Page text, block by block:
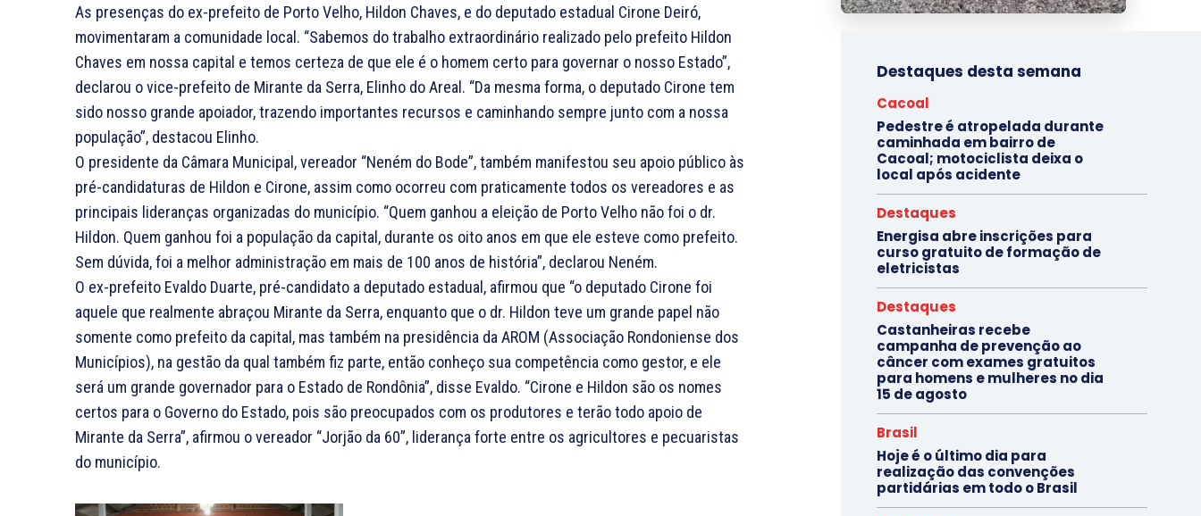
As presenças do ex-prefeito de Porto Velho, Hildon Chaves, e do deputado estadual Cirone Deiró,
movimentaram a comunidade local. “Sabemos do trabalho extraordinário realizado pelo prefeito Hildon
Chaves em nossa capital e temos certeza de que ele é o homem certo para governar o nosso Estado”,
declarou o vice-prefeito de Mirante da Serra, Elinho do Areal. “Da mesma forma, o deputado Cirone tem
sido nosso grande apoiador, trazendo importantes recursos e caminhando sempre junto com a nossa
população”, destacou Elinho.
O presidente da Câmara Municipal, vereador “Neném do Bode”, também manifestou seu apoio público às
pré-candidaturas de Hildon e Cirone, assim como ocorreu com praticamente todos os vereadores e as
principais lideranças organizadas do município. “Quem ganhou a eleição de Porto Velho não foi o dr.
Hildon. Quem ganhou foi a população da capital, durante os oito anos em que ele esteve como prefeito.
Sem dúvida, foi a melhor administração em mais de 100 anos de história”, declarou Neném.
O ex-prefeito Evaldo Duarte, pré-candidato a deputado estadual, afirmou que “o deputado Cirone foi
aquele que realmente abraçou Mirante da Serra, enquanto que o dr. Hildon teve um grande papel não
somente como prefeito da capital, mas também na presidência da AROM (Associação Rondoniense dos
Municípios), na gestão da qual também fiz parte, então conheço sua competência como gestor, e ele
será um grande governador para o Estado de Rondônia”, disse Evaldo. “Cirone e Hildon são os nomes
certos para o Governo do Estado, pois são preocupados com os produtores e terão todo apoio de
Mirante da Serra”, afirmou o vereador “Jorjão da 60”, liderança forte entre os agricultores e pecuaristas
do município.
Destaques desta semana
Cacoal
Pedestre é atropelada durante
caminhada em bairro de
Cacoal; motociclista deixa o
local após acidente
Destaques
Energisa abre inscrições para
curso gratuito de formação de
eletricistas
Destaques
Castanheiras recebe
campanha de prevenção ao
câncer com exames gratuitos
para homens e mulheres no dia
15 de agosto
Brasil
Hoje é o último dia para
realização das convenções
partidárias em todo o Brasil